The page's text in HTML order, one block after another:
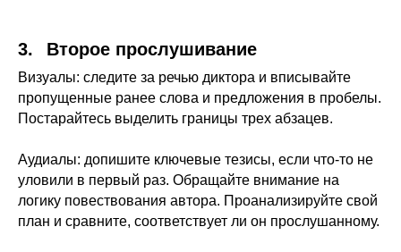
3.⠀Второе прослушивание
Визуалы: следите за речью диктора и вписывайте
пропущенные ранее слова и предложения в пробелы.
Постарайтесь выделить границы трех абзацев.
Аудиалы: допишите ключевые тезисы, если что-то не
уловили в первый раз. Обращайте внимание на
логику повествования автора. Проанализируйте свой
план и сравните, соответствует ли он прослушанному.